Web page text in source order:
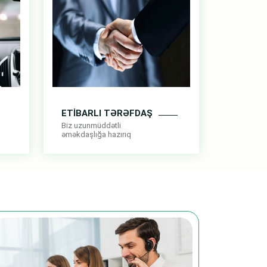
ETİBARLI TƏRƏFDAŞ
Biz uzunmüddətli
əməkdaşlığa hazırıq